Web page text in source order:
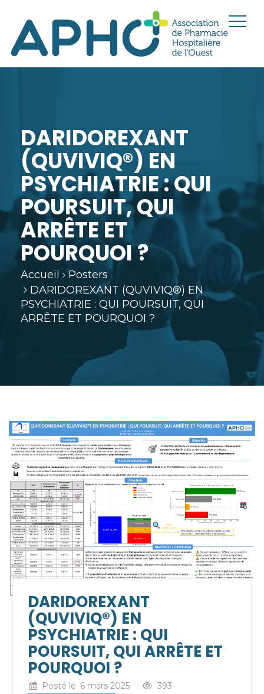
DARIDOREXANT
(QUVIVIQ®) EN
PSYCHIATRIE : QUI
POURSUIT, QUI
ARRÊTE ET
POURQUOI ?
Accueil
Posters
DARIDOREXANT (QUVIVIQ®) EN
PSYCHIATRIE : QUI POURSUIT, QUI
ARRÊTE ET POURQUOI ?
DARIDOREXANT
(QUVIVIQ®) EN
PSYCHIATRIE : QUI
POURSUIT, QUI ARRÊTE ET
POURQUOI ?
Posté le 6 mars 2025 393